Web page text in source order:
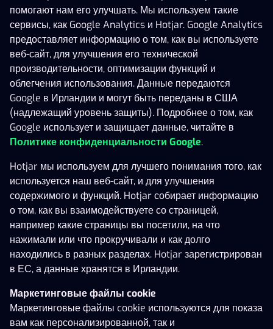
Все барабаны
777 Deluxe
Chicken Gems Fancy Fruits
Crystal Ball Red Hot FirepotDragon’s Hall Thundershots
Reel King Mega
Star Supreme Feelin' Fruity 10 Blazin’ Bullfrog
помогают нам его улучшать. Мы используем такие
сервисы, как Google Analytics и Hotjar. Google Analytics
предоставляет информацию о том, как вы используете
веб-сайт, для улучшения его технической
производительности, оптимизации функций и
облегчения использования. Данные передаются
Google в Ирландии и могут быть переданы в США
(надлежащий уровень защиты). Подробнее о том, как
Google использует и защищает данные, читайте в
Политике конфиденциальности Google.
Hotjar мы используем для лучшего понимания того, как
используется наш веб-сайт, и для улучшения
содержимого и функций. Hotjar собирает информацию
о том, как вы взаимодействуете со страницей,
например какие страницы вы посетили, на что
нажимали или что прокручивали и как долго
находились в разных разделах. Hotjar зарегистрирован
в ЕС, а данные хранятся в Ирландии.
Маркетинговые файлы cookie
Маркетинговые файлы cookie используются для показа
вам как персонализированной, так и